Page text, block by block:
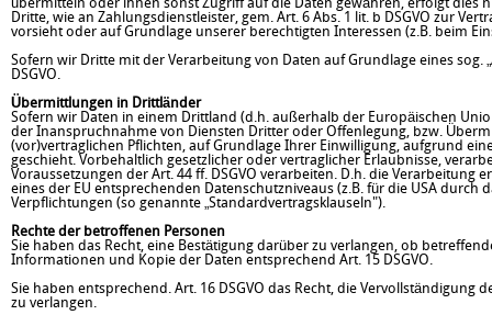
übermitteln oder ihnen sonst Zugriff auf die Daten gewähren, erfolgt dies
Dritte, wie an Zahlungsdienstleister, gem. Art. 6 Abs. 1 lit. b DSGVO zur
vorsieht oder auf Grundlage unserer berechtigten Interessen (z.B. beim
Sofern wir Dritte mit der Verarbeitung von Daten auf Grundlage eines
DSGVO.
Übermittlungen in Drittländer
Sofern wir Daten in einem Drittland (d.h. außerhalb der Europäischen
der Inanspruchnahme von Diensten Dritter oder Offenlegung, bzw.
(vor)vertraglichen Pflichten, auf Grundlage Ihrer Einwilligung, aufgrund
geschieht. Vorbehaltlich gesetzlicher oder vertraglicher Erlaubnisse,
Voraussetzungen der Art. 44 ff. DSGVO verarbeiten. D.h. die
eines der EU entsprechenden Datenschutzniveaus (z.B. für die USA
Verpflichtungen (so genannte „Standardvertragsklauseln").
Rechte der betroffenen Personen
Sie haben das Recht, eine Bestätigung darüber zu verlangen, ob
Informationen und Kopie der Daten entsprechend Art. 15 DSGVO.
Sie haben entsprechend. Art. 16 DSGVO das Recht, die
zu verlangen.